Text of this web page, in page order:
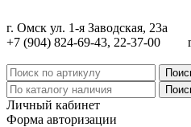
г. Омск ул. 1-я Заводская, 23а
+7 (904) 824-69-43, 22-37-00
Личный кабинет
Форма авторизации